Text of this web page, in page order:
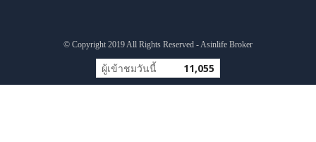
© Copyright 2019 All Rights Reserved - Asinlife Broker
ผู้เข้าชมวันนี้ 11,055